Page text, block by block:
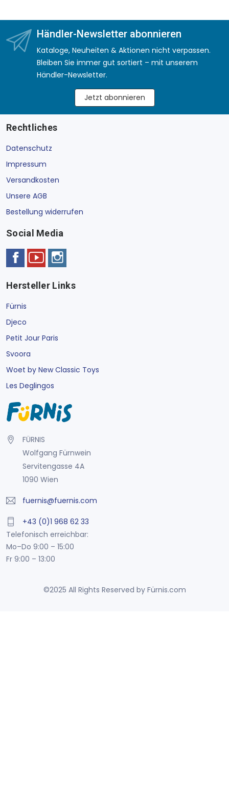
Händler-Newsletter abonnieren
Kataloge, Neuheiten & Aktionen nicht verpassen.
Bleiben Sie immer gut sortiert – mit unserem
Händler-Newsletter.
Jetzt abonnieren
Rechtliches
Datenschutz
Impressum
Versandkosten
Unsere AGB
Bestellung widerrufen
Social Media
Hersteller Links
Fürnis
Djeco
Petit Jour Paris
Svoora
Woet by New Classic Toys
Les Deglingos
FÜRNIS
Wolfgang Fürnwein
Servitengasse 4A
1090 Wien
fuernis@fuernis.com
+43 (0)1 968 62 33
Telefonisch erreichbar:
Mo–Do 9:00 – 15:00
Fr 9:00 – 13:00
©2025 All Rights Reserved by Fürnis.com